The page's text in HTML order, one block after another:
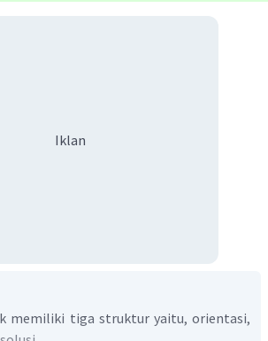
Iklan
memiliki tiga struktur yaitu, orientasi,